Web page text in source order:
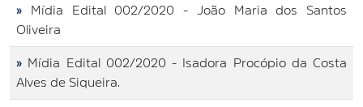
»
Mídia Edital 002/2020 - João Maria dos Santos
Oliveira
» Mídia Edital 002/2020 - Isadora Procópio da Costa
Alves de Siqueira.